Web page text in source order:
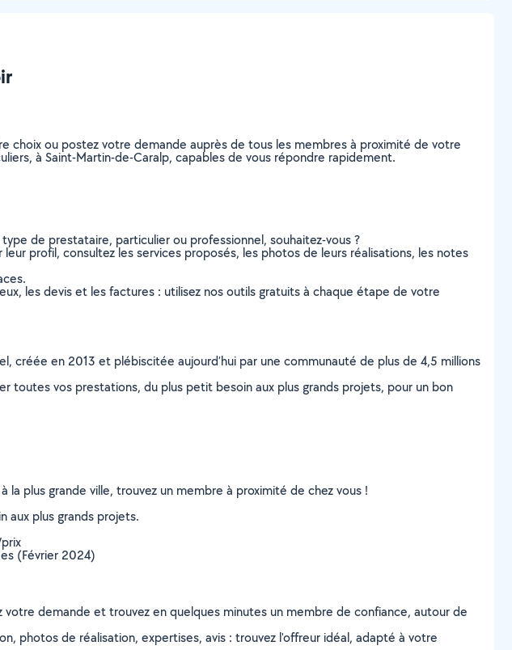
choix ou postez votre demande auprès de tous les membres à proximité de votre
à Saint-Martin-de-Caralp, capables de vous répondre rapidement.
de prestataire, particulier ou professionnel, souhaitez-vous ?
profil, consultez les services proposés, les photos de leurs réalisations, les notes
les devis et les factures : utilisez nos outils gratuits à chaque étape de votre
créée en 2013 et plébiscitée aujourd’hui par une communauté de plus de 4,5 millions
toutes vos prestations, du plus petit besoin aux plus grands projets, pour un bon
plus grande ville, trouvez un membre à proximité de chez vous !
aux plus grands projets.
(Février 2024)
demande et trouvez en quelques minutes un membre de confiance, autour de
photos de réalisation, expertises, avis : trouvez l'offreur idéal, adapté à votre